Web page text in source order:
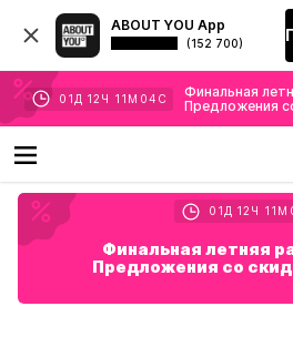
ABOUT YOU App
(152 700)
01 Д 12 Ч 11 М 02 С
Финальная
Предложения
01 Д 12 Ч 11 М
Финальная летняя
Предложения со